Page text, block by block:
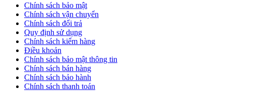
Chính sách bảo mật
Chính sách vận chuyển
Chính sách đổi trả
Quy định sử dụng
Chính sách kiểm hàng
Điều khoản
Chính sách bảo mật thông tin
Chính sách bán hàng
Chính sách bảo hành
Chính sách thanh toán